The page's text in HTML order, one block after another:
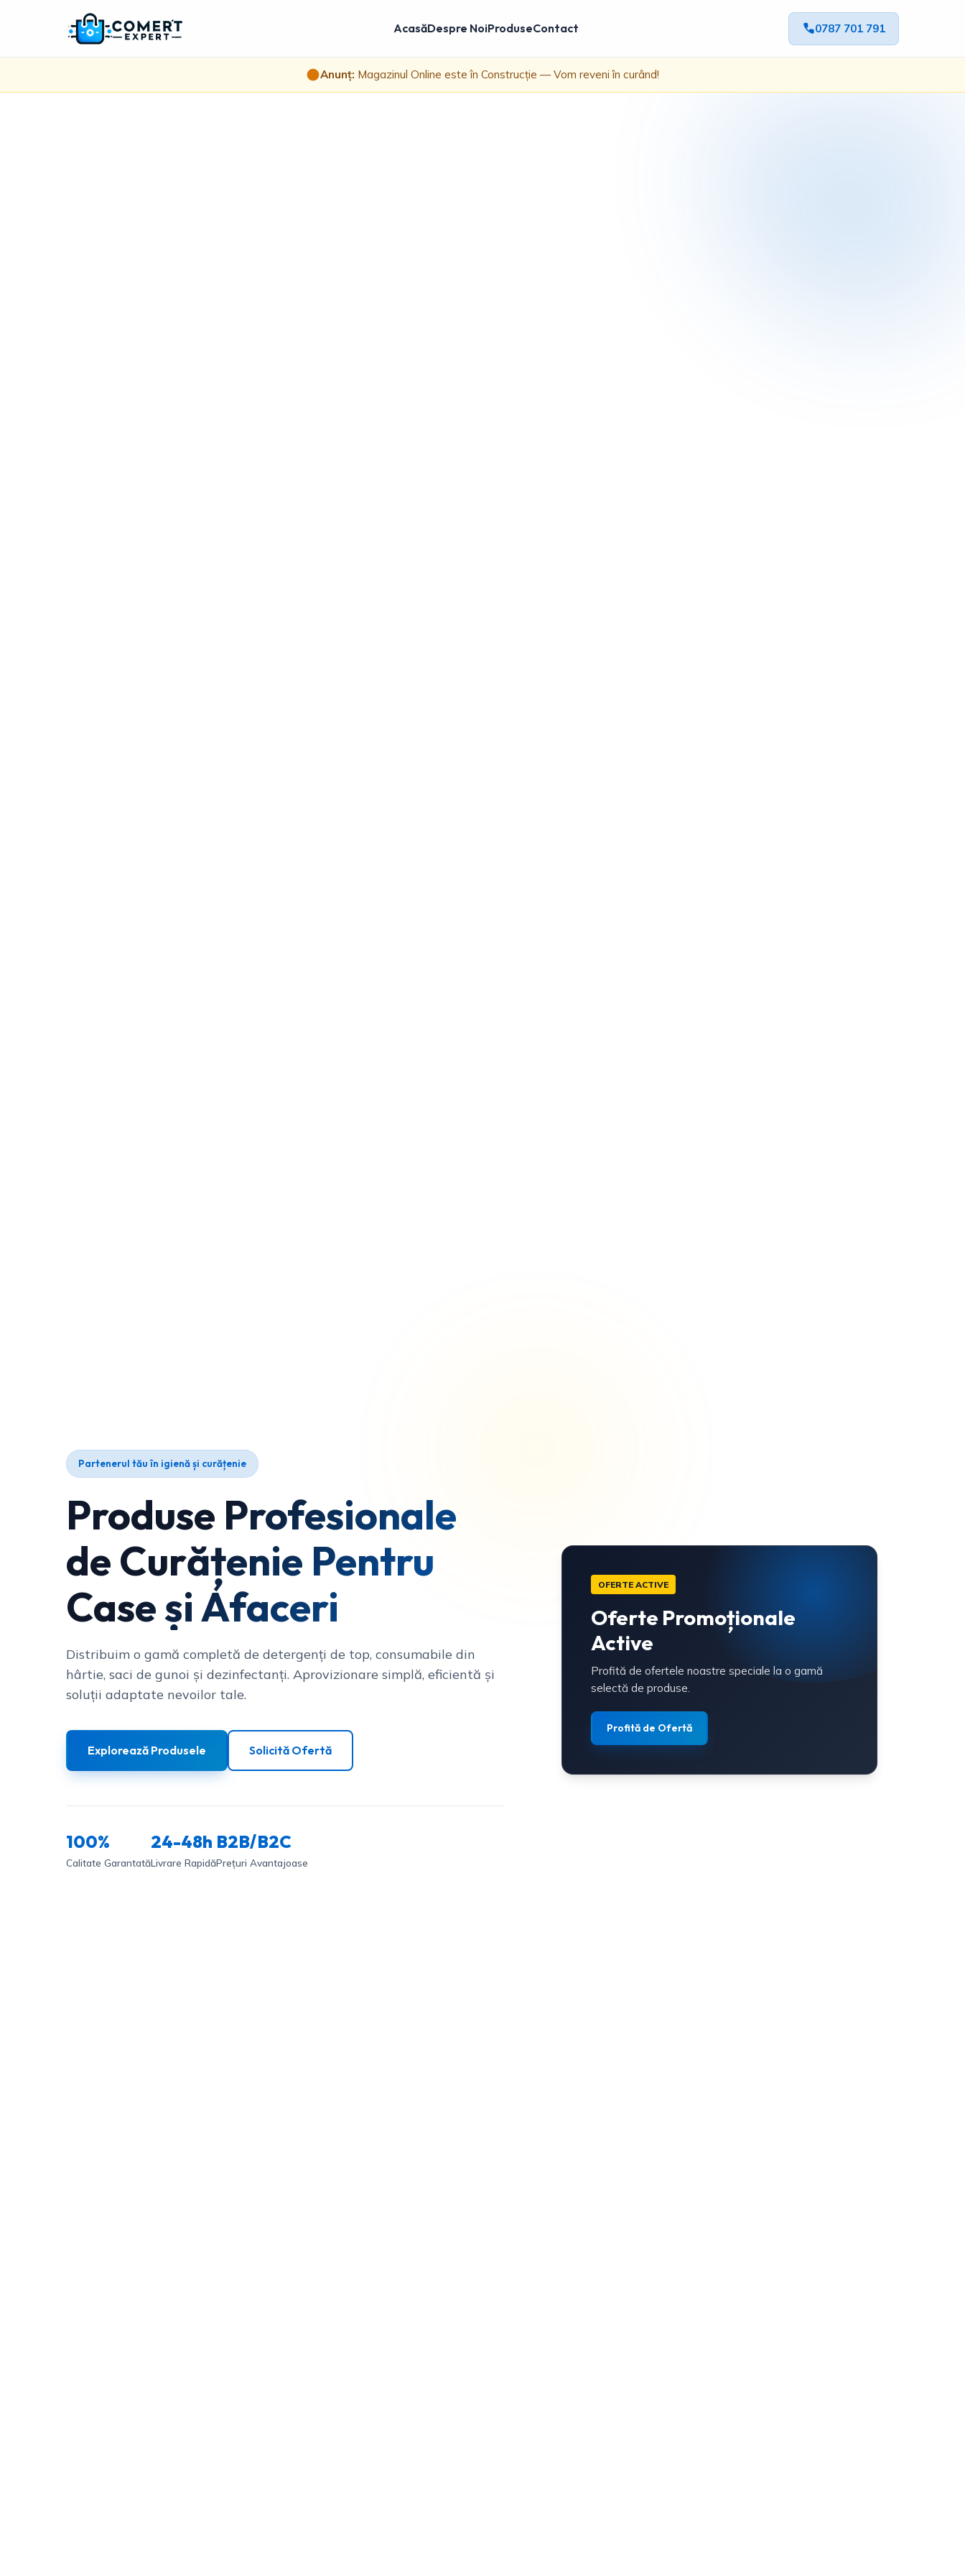
AcasăDespre NoiProduseContact 0787 701 791
Anunț: Magazinul Online este în Construcție — Vom reveni în curând!
Partenerul tău în igienă și curățenie
Produse Profesionale
de Curățenie Pentru
Case și Afaceri
Distribuim o gamă completă de detergenți de top, consumabile din
hârtie, saci de gunoi și dezinfectanți. Aprovizionare simplă, eficientă și
soluții adaptate nevoilor tale.
Explorează Produsele Solicită Ofertă
100%
Calitate Garantată
24-48h
Livrare Rapidă
B2B/B2C
Prețuri Avantajoase
OFERTE ACTIVE
Oferte Promoționale
Active
Profită de ofertele noastre speciale la o gamă
selectă de produse.
Profită de Ofertă